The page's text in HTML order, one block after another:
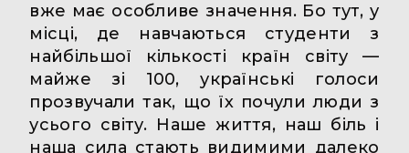
вже має особливе значення. Бо тут, у
місці, де навчаються студенти з
найбільшої кількості країн світу —
майже зі 100, українські голоси
прозвучали так, що їх почули люди з
усього світу. Наше життя, наш біль і
наша сила стають видимими далеко